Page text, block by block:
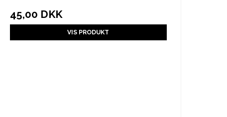
45,00 DKK
VIS PRODUKT